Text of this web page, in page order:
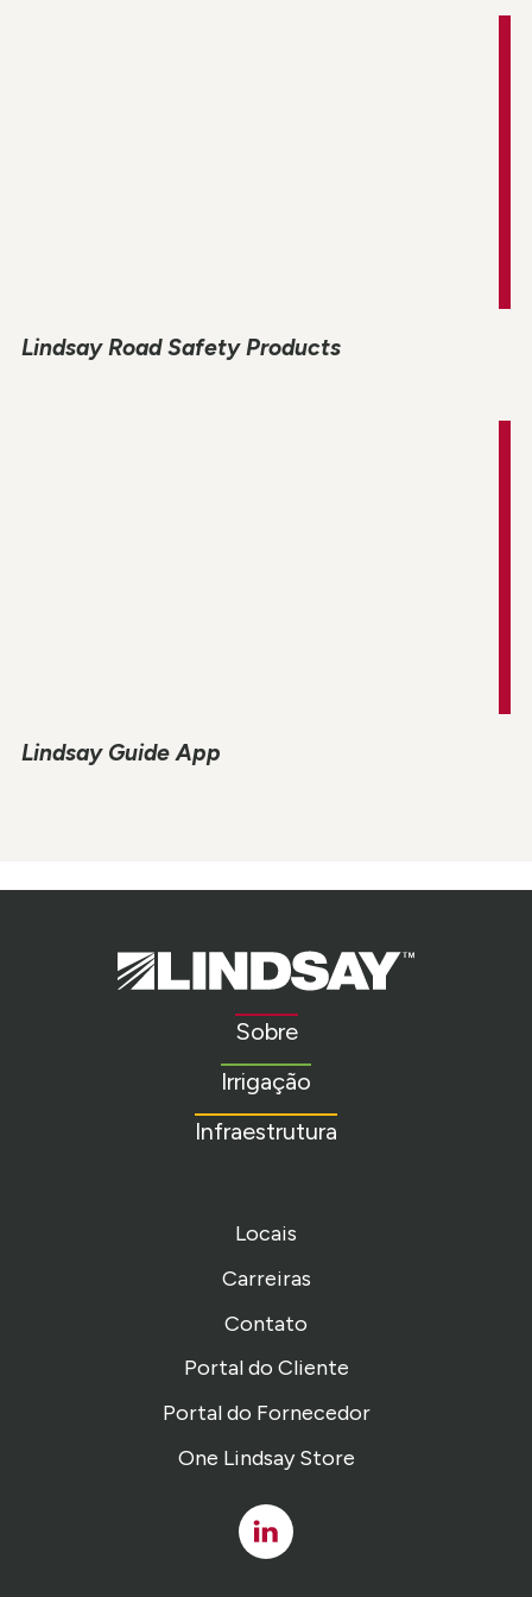
Lindsay Road Safety Products
Lindsay Guide App
Lindsay.
Link
Sobre
Irrigação
Infraestrutura
Locais
Carreiras
Contato
Portal do Cliente
Portal do Fornecedor
One Lindsay Store
Linked
In